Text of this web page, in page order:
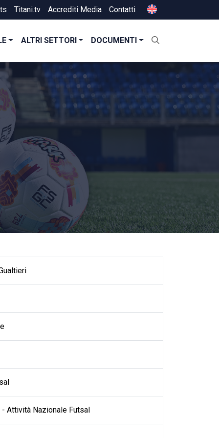
Titani.tv Accrediti Media Contatti
ALTRI SETTORI DOCUMENTI
Attività Nazionale Futsal